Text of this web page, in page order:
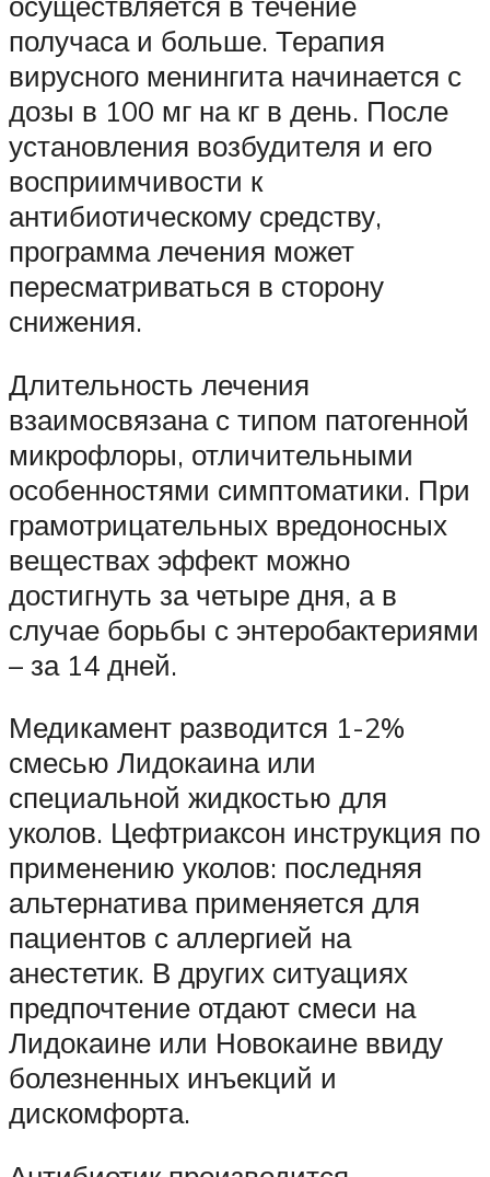
получаса и больше. Терапия
вирусного менингита начинается с
дозы в 100 мг на кг в день. После
установления возбудителя и его
восприимчивости к
антибиотическому средству,
программа лечения может
пересматриваться в сторону
снижения.
Длительность лечения
взаимосвязана с типом патогенной
микрофлоры, отличительными
особенностями симптоматики. При
грамотрицательных вредоносных
веществах эффект можно
достигнуть за четыре дня, а в
случае борьбы с энтеробактериями
– за 14 дней.
Медикамент разводится 1-2%
смесью Лидокаина или
специальной жидкостью для
уколов. Цефтриаксон инструкция по
применению уколов: последняя
альтернатива применяется для
пациентов с аллергией на
анестетик. В других ситуациях
предпочтение отдают смеси на
Лидокаине или Новокаине ввиду
болезненных инъекций и
дискомфорта.